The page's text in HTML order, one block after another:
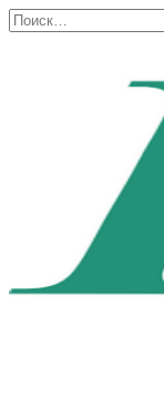
Перейти
к
Search
for: